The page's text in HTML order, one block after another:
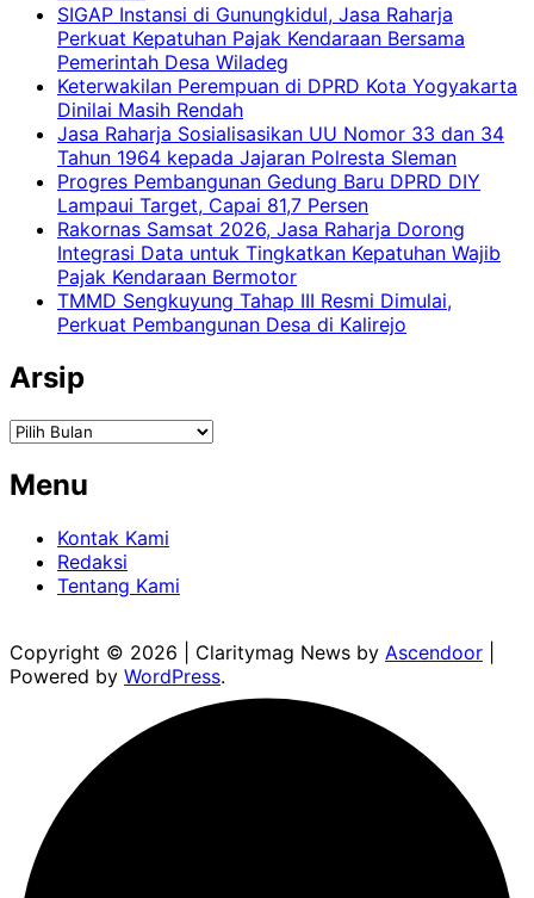
SIGAP Instansi di Gunungkidul, Jasa Raharja
Perkuat Kepatuhan Pajak Kendaraan Bersama
Pemerintah Desa Wiladeg
Keterwakilan Perempuan di DPRD Kota Yogyakarta
Dinilai Masih Rendah
Jasa Raharja Sosialisasikan UU Nomor 33 dan 34
Tahun 1964 kepada Jajaran Polresta Sleman
Progres Pembangunan Gedung Baru DPRD DIY
Lampaui Target, Capai 81,7 Persen
Rakornas Samsat 2026, Jasa Raharja Dorong
Integrasi Data untuk Tingkatkan Kepatuhan Wajib
Pajak Kendaraan Bermotor
TMMD Sengkuyung Tahap III Resmi Dimulai,
Perkuat Pembangunan Desa di Kalirejo
Arsip
Arsip
Menu
Kontak Kami
Redaksi
Tentang Kami
Copyright © 2026 | Claritymag News by Ascendoor
Powered by WordPress.